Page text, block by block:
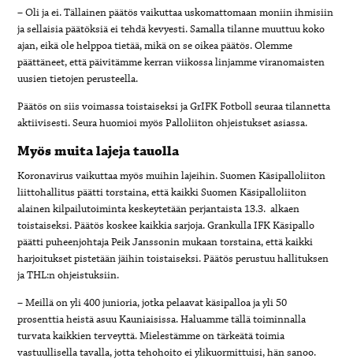
– Oli ja ei. Tällainen päätös vaikuttaa uskomattomaan moniin ihmisiin
ja sellaisia päätöksiä ei tehdä kevyesti. Samalla tilanne muuttuu koko
ajan, eikä ole helppoa tietää, mikä on se oikea päätös. Olemme
päättäneet, että päivitämme kerran viikossa linjamme viranomaisten
uusien tietojen perusteella.
Päätös on siis voimassa toistaiseksi ja GrIFK Fotboll seuraa tilannetta
aktiivisesti. Seura huomioi myös Palloliiton ohjeistukset asiassa.
Myös muita lajeja tauolla
Koronavirus vaikuttaa myös muihin lajeihin. Suomen Käsipalloliiton
liittohallitus päätti torstaina, että kaikki Suomen Käsipalloliiton
alainen kilpailutoiminta keskeytetään perjantaista 13.3. alkaen
toistaiseksi. Päätös koskee kaikkia sarjoja.Grankulla IFK Käsipallo
päätti puheenjohtaja Peik Janssonin mukaan torstaina, että kaikki
harjoitukset pistetään jäihin toistaiseksi. Päätös perustuu hallituksen
ja THL:n ohjeistuksiin.
– Meillä on yli 400 junioria, jotka pelaavat käsipalloa ja yli 50
prosenttia heistä asuu Kauniaisissa. Haluamme tällä toiminnalla
turvata kaikkien terveyttä. Mielestämme on tärkeätä toimia
vastuullisella tavalla, jotta tehohoito ei ylikuormittuisi, hän sanoo.